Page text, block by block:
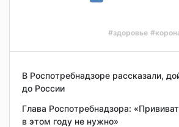
#здоровье
В Роспотребнадзоре рассказали,
до России
Глава Роспотребнадзора:
в этом году не нужно»